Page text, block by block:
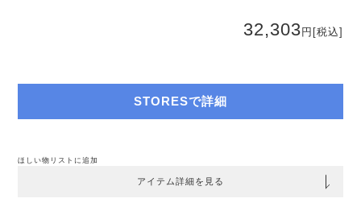
32,303円 [税込]
STORESで詳細
ほしい物リストに追加
アイテム詳細を見る